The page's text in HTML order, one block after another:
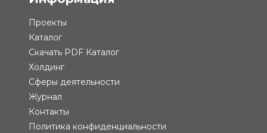
Проекты
Каталог
Скачать PDF Каталог
Холдинг
Сферы деятельности
Журнал
Контакты
Политика конфиденциальности